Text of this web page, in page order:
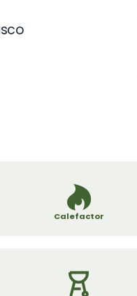
Calefactor